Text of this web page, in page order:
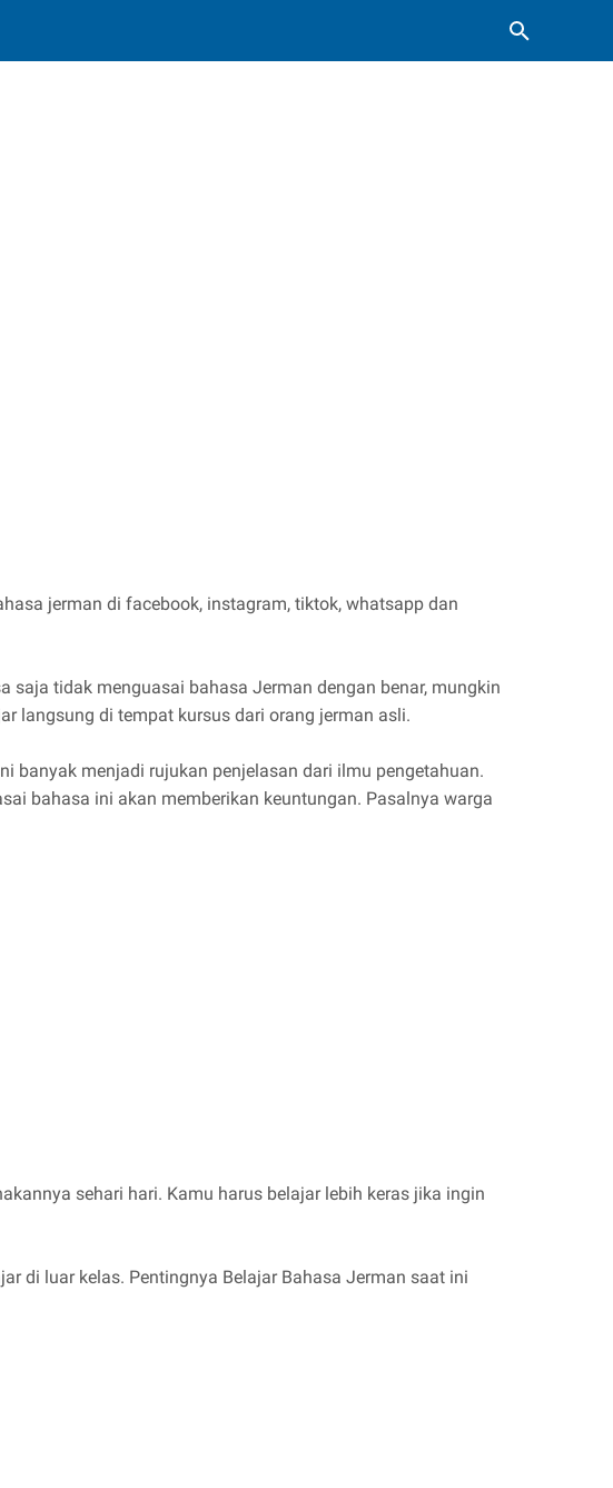
jerman di facebook, instagram, tiktok, whatsapp dan
tidak menguasai bahasa Jerman dengan benar, mungkin
langsung di tempat kursus dari orang jerman asli.
banyak menjadi rujukan penjelasan dari ilmu pengetahuan.
bahasa ini akan memberikan keuntungan. Pasalnya warga
sehari hari. Kamu harus belajar lebih keras jika ingin
di luar kelas. Pentingnya Belajar Bahasa Jerman saat ini